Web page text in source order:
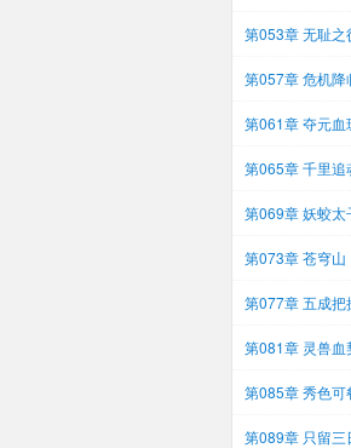
第053章 无耻之
第057章 危机降
第061章 夺元血
第065章 千里追
第069章 妖蛟太
第073章 苍穹山
第077章 五成把
第081章 灵兽血
第085章 秀色可
第089章 只留三